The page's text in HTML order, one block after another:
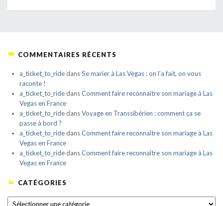
COMMENTAIRES RÉCENTS
a_ticket_to_ridedansSe marier à Las Vegas : on l’a fait, on vous
raconte !
a_ticket_to_ridedansComment faire reconnaître son mariage à Las
Vegas en France
a_ticket_to_ridedansVoyage en Transsibérien : comment ça se
passe à bord ?
a_ticket_to_ridedansComment faire reconnaître son mariage à Las
Vegas en France
a_ticket_to_ridedansComment faire reconnaître son mariage à Las
Vegas en France
CATÉGORIES
CATÉGORIES